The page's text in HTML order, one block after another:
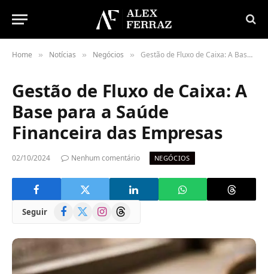
Home » Notícias » Negócios » Gestão de Fluxo de Caixa: A Base para a Saúde Financeira das Empresas
Gestão de Fluxo de Caixa: A
Base para a Saúde
Financeira das Empresas
02/10/2024 Nenhum comentário NEGÓCIOS
Seguir Facebook
(Twitter)
InstagramThreads